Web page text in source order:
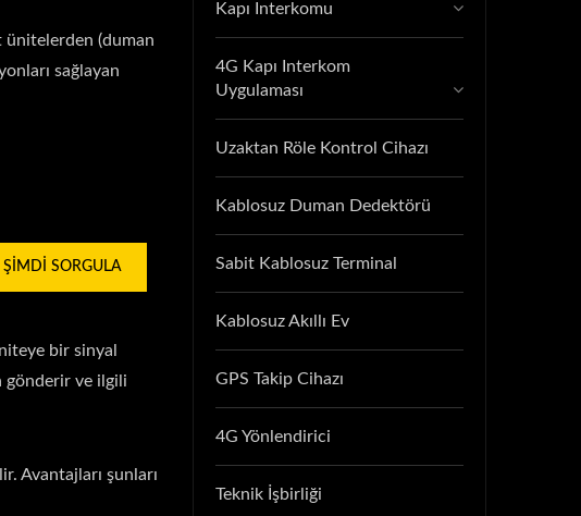
ünitelerden (duman
sağlayan
ŞIMDI SORGULA
bir sinyal
gönderir ve ilgili
Avantajları şunları
Kapı Interkomu
4G Kapı Interkom
Uygulaması
Uzaktan Röle Kontrol Cihazı
Kablosuz Duman Dedektörü
Sabit Kablosuz Terminal
Kablosuz Akıllı Ev
GPS Takip Cihazı
4G Yönlendirici
Teknik İşbirliği